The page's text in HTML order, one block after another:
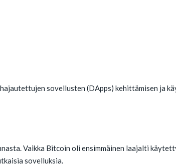
sovellusten (DApps) kehittämisen ja
Vaikka Bitcoin oli ensimmäinen laajalti
sovelluksia.